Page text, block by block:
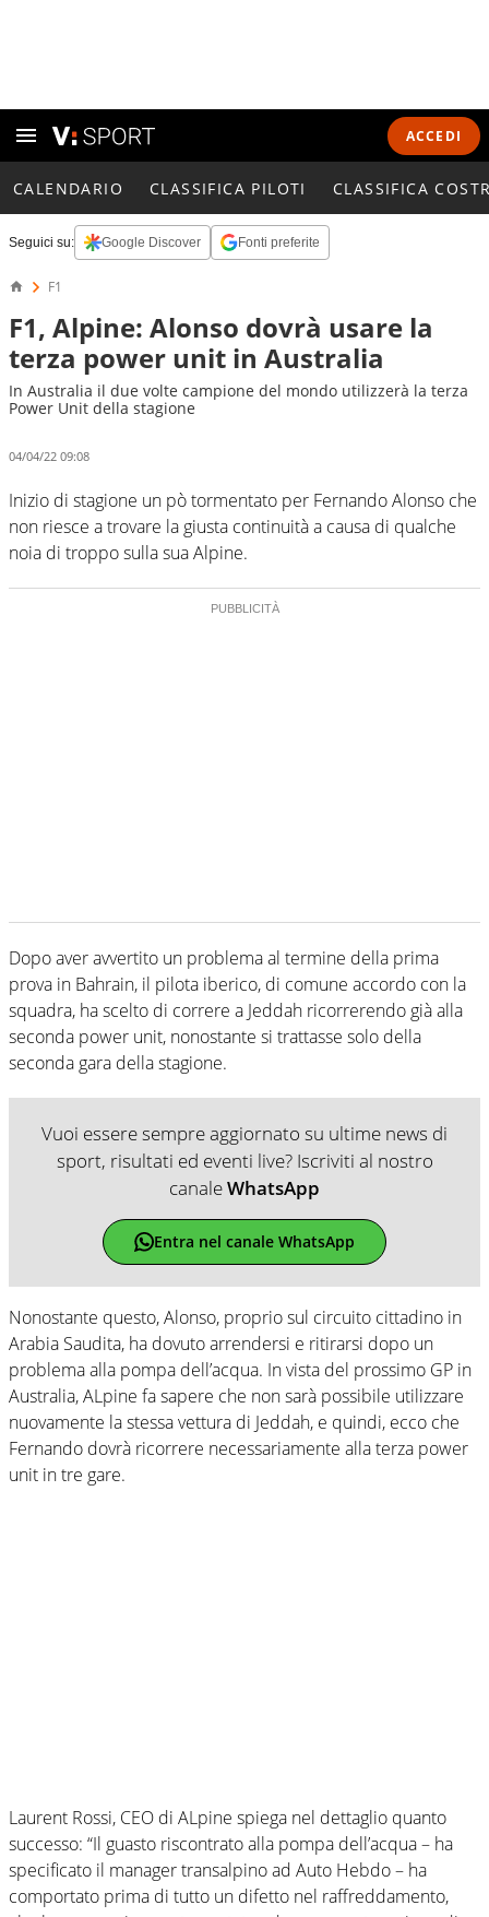
ACCEDI
CALENDARIO CLASSIFICA PILOTI CLASSIFICA
Seguici su: Google Discover Fonti preferite
F1
F1, Alpine: Alonso dovrà usare la
terza power unit in Australia
In Australia il due volte campione del mondo utilizzerà la terza
Power Unit della stagione
04/04/22 09:08
Inizio di stagione un pò tormentato per Fernando Alonso che
non riesce a trovare la giusta continuità a causa di qualche
noia di troppo sulla sua Alpine.
Dopo aver avvertito un problema al termine della prima
prova in Bahrain, il pilota iberico, di comune accordo con la
squadra, ha scelto di correre a Jeddah ricorrerendo già alla
seconda power unit, nonostante si trattasse solo della
seconda gara della stagione.
Vuoi essere sempre aggiornato su ultime news di
sport, risultati ed eventi live? Iscriviti al nostro
canaleWhatsApp
Entra nel canale WhatsApp
Nonostante questo, Alonso, proprio sul circuito cittadino in
Arabia Saudita, ha dovuto arrendersi e ritirarsi dopo un
problema alla pompa dell’acqua. In vista del prossimo GP in
Australia, ALpine fa sapere che non sarà possibile utilizzare
nuovamente la stessa vettura di Jeddah, e quindi, ecco che
Fernando dovrà ricorrere necessariamente alla terza power
unit in tre gare.
Laurent Rossi, CEO di ALpine spiega nel dettaglio quanto
successo: “Il guasto riscontrato alla pompa dell’acqua – ha
specificato il manager transalpino ad Auto Hebdo – ha
comportato prima di tutto un difetto nel raffreddamento,